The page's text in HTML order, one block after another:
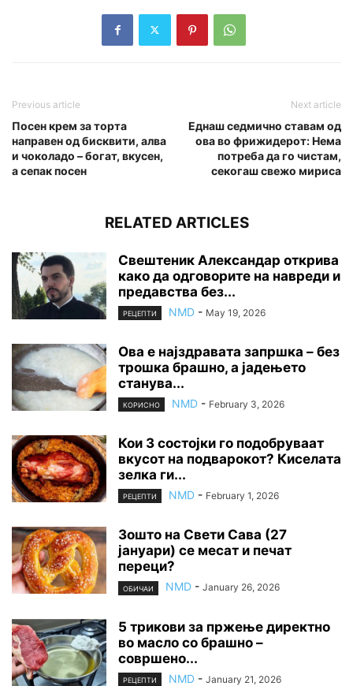
Previous article
Посен крем за торта
направен од бисквити, алва
и чоколадо – богат, вкусен,
а сепак посен
Next article
Еднаш седмично ставам од
ова во фрижидерот: Нема
потреба да го чистам,
секогаш свежо мириса
RELATED ARTICLES
Свештеник Александар открива
како да одговорите на навреди и
предавства без...
РЕЦЕПТИ NMD - May 19, 2026
Ова е најздравата запршка – без
трошка брашно, а јадењето
станува...
КОРИСНО NMD - February 3, 2026
Кои 3 состојки го подобруваат
вкусот на подварокот? Киселата
зелка ги...
РЕЦЕПТИ NMD - February 1, 2026
Зошто на Свети Сава (27
јануари) се месат и печат
переци?
ОБИЧАИ NMD - January 26, 2026
5 трикови за пржење директно
во масло со брашно –
совршено...
РЕЦЕПТИ NMD - January 21, 2026